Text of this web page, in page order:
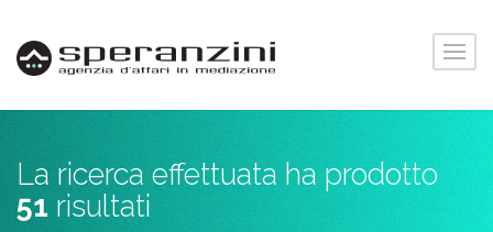
La ricerca effettuata ha prodotto
51 risultati